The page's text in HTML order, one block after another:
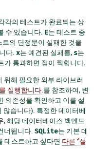
각의 테스트가 완료되는 상
수 있습니다. E는 테스트 중
트의 단정문이 실패한 것을
다. x는 예견된 실패를, s는
가 통과하면 점이 찍힙니다.
위해 필요한 외부 라이브러
실행합니다.를 참조하여, 변
의존성을 확인하고 이를 설
습니다). 특정한 데이터베
, 해당 데이터베이스 백엔드
너뜁니다. SQLite는 기본 데
테스트하고 싶다면 다른 ‘’설